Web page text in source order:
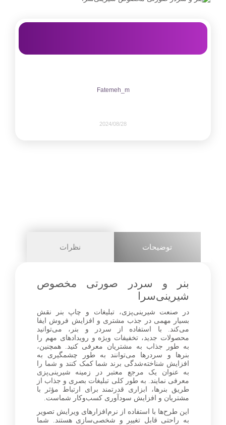
Fatemeh_m
2024/08/28
0
توضیحات نظرات
بنر و سردر صورتی مخصوص
شیرینی‌سرا
در صنعت شیرینی‌پزی، تبلیغات و چاپ بنر نقش
بسیار مهمی در جذب مشتری و افزایش فروش ایفا
می‌کند. با استفاده از سردر و بنر، می‌توانید
محصولات جدید، تخفیفات ویژه و رویدادهای مهم را
به طور جذاب به مشتریان معرفی کنید. همچنین،
بنرها و سردرها می‌توانند به طور چشمگیری به
افزایش شناخته‌شدگی برند شما کمک کنند و شما را
به عنوان یک مرجع معتبر در زمینه شیرینی‌پزی
معرفی نمایند. به طور کلی تبلیغات بصری و جذاب از
طریق بنرها، ابزاری قدرتمند برای ارتباط مؤثر با
مشتریان و افزایش سودآوری کسب‌وکار شماست.
این طرح‌ها با استفاده از نرم‌افزارهای ویرایش تصویر
به راحتی قابل تغییر و شخصی‌سازی هستند. شما